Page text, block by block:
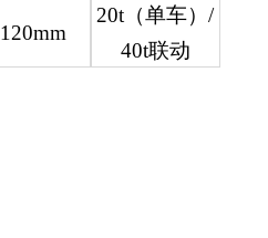
120mm
20t（单车）/
40t联动